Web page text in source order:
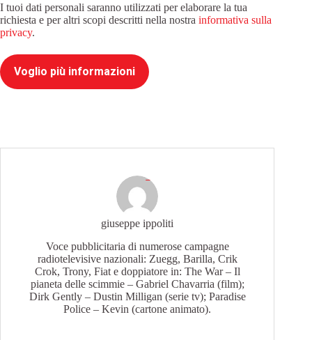
I tuoi dati personali saranno utilizzati per elaborare la tua
richiesta e per altri scopi descritti nella nostra informativa sulla
privacy.
Voglio più informazioni
giuseppe ippoliti
Voce pubblicitaria di numerose campagne
radiotelevisive nazionali: Zuegg, Barilla, Crik
Crok, Trony, Fiat e doppiatore in: The War – Il
pianeta delle scimmie – Gabriel Chavarria (film);
Dirk Gently – Dustin Milligan (serie tv); Paradise
Police – Kevin (cartone animato).